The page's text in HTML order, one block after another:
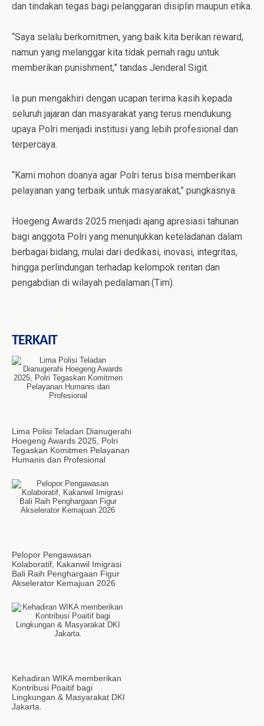
dan tindakan tegas bagi pelanggaran disiplin maupun etika.
“Saya selalu berkomitmen, yang baik kita berikan reward,
namun yang melanggar kita tidak pernah ragu untuk
memberikan punishment,” tandas Jenderal Sigit.
Ia pun mengakhiri dengan ucapan terima kasih kepada
seluruh jajaran dan masyarakat yang terus mendukung
upaya Polri menjadi institusi yang lebih profesional dan
terpercaya.
“Kami mohon doanya agar Polri terus bisa memberikan
pelayanan yang terbaik untuk masyarakat,” pungkasnya.
Hoegeng Awards 2025 menjadi ajang apresiasi tahunan
bagi anggota Polri yang menunjukkan keteladanan dalam
berbagai bidang, mulai dari dedikasi, inovasi, integritas,
hingga perlindungan terhadap kelompok rentan dan
pengabdian di wilayah pedalaman.(Tim).
TERKAIT
Lima Polisi Teladan Dianugerahi
Hoegeng Awards 2025, Polri
Tegaskan Komitmen Pelayanan
Humanis dan Profesional
Pelopor Pengawasan
Kolaboratif, Kakanwil Imigrasi
Bali Raih Penghargaan Figur
Akselerator Kemajuan 2026
Kehadiran WIKA memberikan
Kontribusi Poaitif bagi
Lingkungan & Masyarakat DKI
Jakarta.